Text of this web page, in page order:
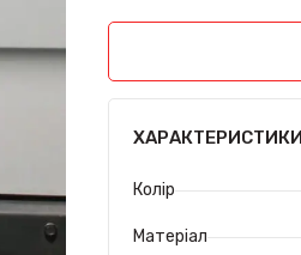
ХАРАКТЕРИСТИКИ
Колір
Матеріал